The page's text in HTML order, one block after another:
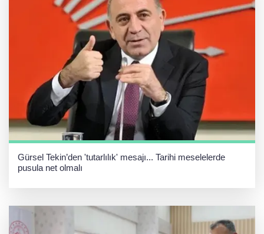
Gürsel Tekin’den 'tutarlılık' mesajı... Tarihi meselelerde
pusula net olmalı